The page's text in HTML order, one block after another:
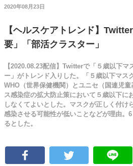
2020年08月23日
【ヘルスケアトレンド】
要」「部活クラスター」
【2020.08.23配信】Twitterで「５歳以下マ
ー」がトレンド入りした。「５歳以下マス
WHO（世界保健機関）とユニセ（国連児
ス感染症の拡大防止策において５歳以下に
しなくてよいとした。マスクが正しく付け
感染させる可能性が低いことなどが理由。
るとした。